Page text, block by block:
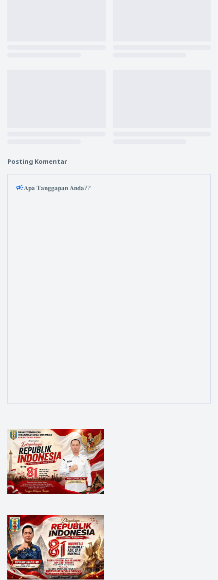
Posting Komentar
𝐀𝐩𝐚 𝐓𝐚𝐧𝐠𝐠𝐚𝐩𝐚𝐧 𝐀𝐧𝐝𝐚??